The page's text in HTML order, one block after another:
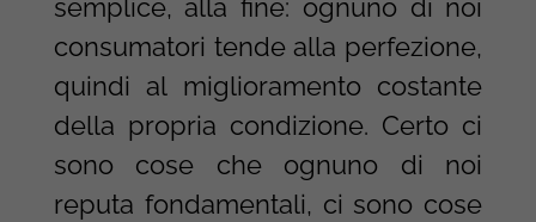
semplice, alla fine: ognuno di noi
consumatori tende alla perfezione,
quindi al miglioramento costante
della propria condizione. Certo ci
sono cose che ognuno di noi
reputa fondamentali, ci sono cose